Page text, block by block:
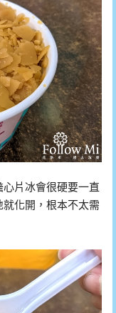
片冰會很硬要一直
化開，根本不太需